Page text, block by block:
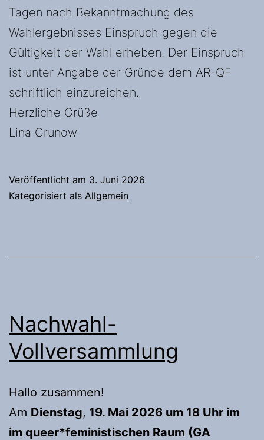
Tagen nach Bekanntmachung des
Wahlergebnisses Einspruch gegen die
Gültigkeit der Wahl erheben. Der Einspruch
ist unter Angabe der Gründe dem AR-QF
schriftlich einzureichen.
Herzliche Grüße
Lina Grunow
Veröffentlicht am 3. Juni 2026
Kategorisiert als Allgemein
Nachwahl-
Vollversammlung
Hallo zusammen!
Am Dienstag, 19. Mai 2026 um 18 Uhr im
im queer*feministischen Raum (GA